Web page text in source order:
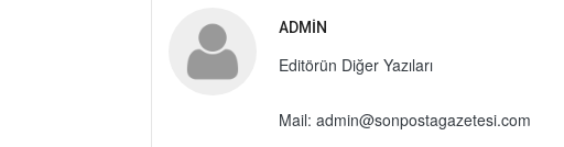
ADMIN
Editörün Diğer Yazıları
Mail: admin@sonpostagazetesi.com